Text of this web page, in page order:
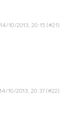
14/10/2013, 20:15
14/10/2013, 20:37